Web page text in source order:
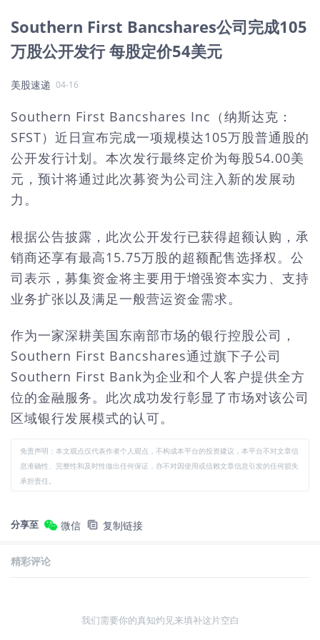
Southern First Bancshares公司完成105
万股公开发行 每股定价54美元
美股速递 04-16
Southern First Bancshares Inc（纳斯达克：
SFST）近日宣布完成一项规模达105万股普通股的
公开发行计划。本次发行最终定价为每股54.00美
元，预计将通过此次募资为公司注入新的发展动
力。
根据公告披露，此次公开发行已获得超额认购，承
销商还享有最高15.75万股的超额配售选择权。公
司表示，募集资金将主要用于增强资本实力、支持
业务扩张以及满足一般营运资金需求。
作为一家深耕美国东南部市场的银行控股公司，
Southern First Bancshares通过旗下子公司
Southern First Bank为企业和个人客户提供全方
位的金融服务。此次成功发行彰显了市场对该公司
区域银行发展模式的认可。
免责声明：本文观点仅代表作者个人观点，不构成本平台的投资建议，本平台不对文章信
息准确性、完整性和及时性做出任何保证，亦不对因使用或信赖文章信息引发的任何损失
承担责任。
分享至 微信 复制链接
精彩评论
我们需要你的真知灼见来填补这片空白